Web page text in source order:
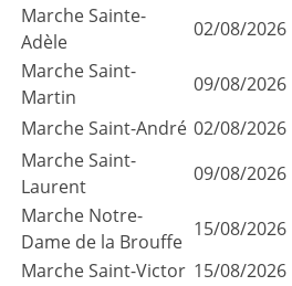
Marche Sainte-
Adèle
02/08/2026
Marche Saint-
Martin
09/08/2026
Marche Saint-André 02/08/2026
Marche Saint-
Laurent
09/08/2026
Marche Notre-
Dame de la Brouffe
15/08/2026
Marche Saint-Victor 15/08/2026